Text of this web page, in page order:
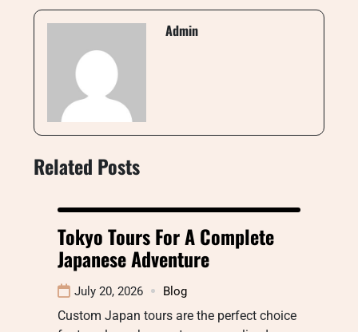
Admin
Related Posts
Tokyo Tours For A Complete
Japanese Adventure
July 20, 2026 Blog
Custom Japan tours are the perfect choice